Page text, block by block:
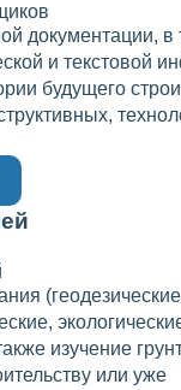
документации, в
и текстовой
будущего
изучение
или уже